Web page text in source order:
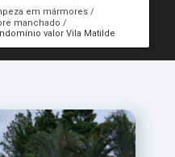
em mármores
manchado
valor Vila Matilde